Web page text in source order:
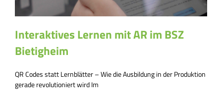
Interaktives Lernen mit AR im BSZ
Bietigheim
QR Codes statt Lernblätter – Wie die Ausbildung in der Produktion
gerade revolutioniert wird Im